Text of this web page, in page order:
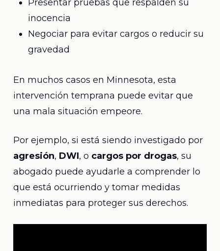
Presentar pruebas que respalden su
inocencia
Negociar para evitar cargos o reducir su
gravedad
En muchos casos en Minnesota, esta
intervención temprana puede evitar que
una mala situación empeore.
Por ejemplo, si está siendo investigado por
agresión, DWI, o cargos por drogas, su
abogado puede ayudarle a comprender lo
que está ocurriendo y tomar medidas
inmediatas para proteger sus derechos.